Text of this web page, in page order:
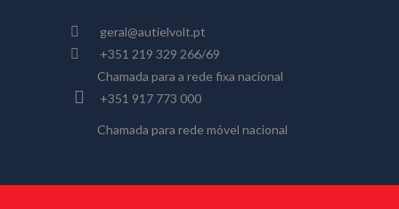
geral@autielvolt.pt
+351 219 329 266/69
Chamada para a rede fixa nacional
+351 917 773 000
Chamada para rede móvel nacional